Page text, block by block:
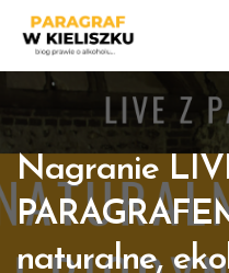
Nagranie
naturalne,